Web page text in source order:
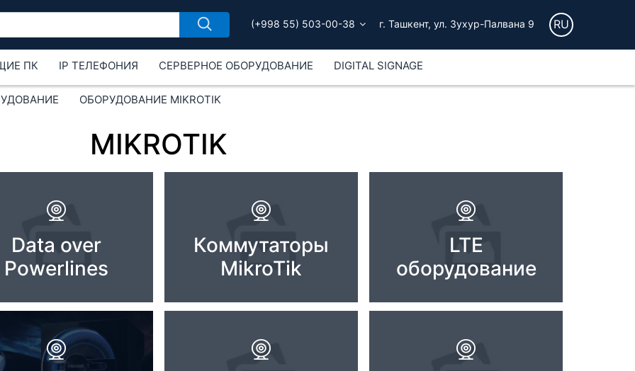
(+998 55) 503-00-38 г. Ташкент, ул. Зухур-Палвана 9 RU
ПК IP ТЕЛЕФОНИЯ СЕРВЕРНОЕ ОБОРУДОВАНИЕ DIGITAL SIGNAGE
ОБОРУДОВАНИЕ MIKROTIK
MIKROTIK
Data over
Powerlines
Коммутаторы
MikroTik
LTE
оборудование